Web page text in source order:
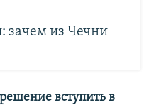
зачем из Чечни
вступить в